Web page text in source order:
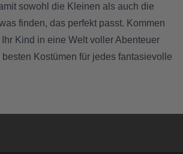
sowohl die Kleinen als auch die
finden, das perfekt passt. Kommen
Kind in eine Welt voller Abenteuer
Kostümen für jedes fantasievolle